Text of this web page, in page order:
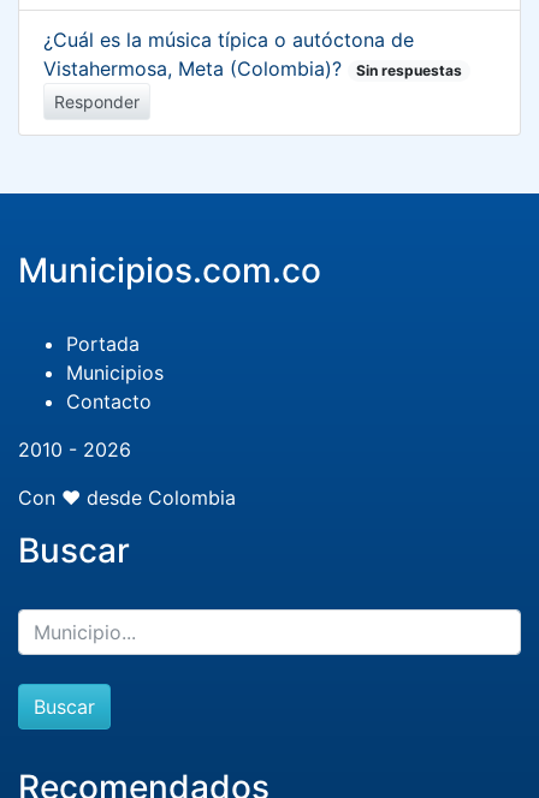
¿Cuál es la música típica o autóctona de
Vistahermosa, Meta (Colombia)?
Sin respuestas
Responder
Municipios.com.co
Portada
Municipios
Contacto
2010 - 2026
Con ❤️ desde Colombia
Buscar
Buscar
Recomendados